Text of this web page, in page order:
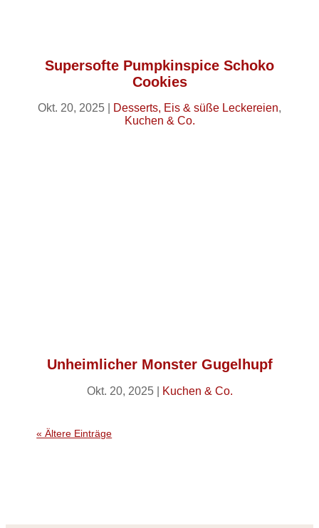
Supersofte Pumpkinspice Schoko
Cookies
Okt. 20, 2025 Desserts, Eis & süße Leckereien,
Kuchen & Co.
Unheimlicher Monster Gugelhupf
Okt. 20, 2025| Kuchen & Co.
« Ältere Einträge